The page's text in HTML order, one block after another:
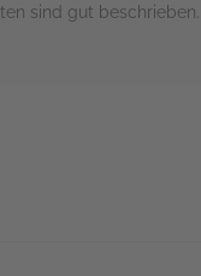
sind gut